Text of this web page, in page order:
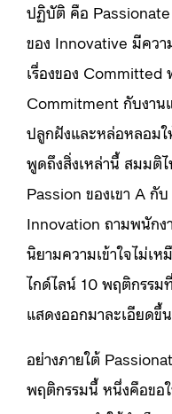
ปฏิบัติ คือ Passionate
ของ Innovative มีควา
เรื่องของ
Commitment กับงาน
ปลูกฝังและหล่อหลอมใ
พูดถึงสิ่งเหล่านี้ สมมติ
Passion ของเขา A กั
Innovation ถามพนักง
นิยามความเข้าใจไม่เ
ไกด์ไลน์ 10 พฤติกรรม
แสดงออกมาละเอียดขึ้น
อย่างภายใต้
พฤติกรรมนี้ หนึ่งคือขอ